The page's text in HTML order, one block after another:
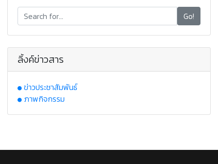
Go!
ลิ้งค์ข่าวสาร
ข่าวประชาสัมพันธ์
ภาพกิจกรรม